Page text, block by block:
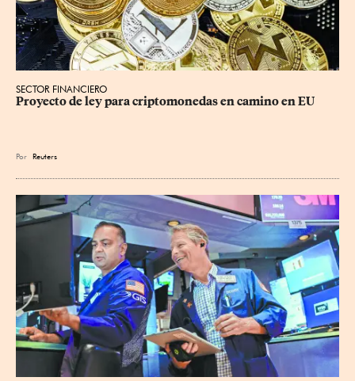
SECTOR FINANCIERO
Proyecto de ley para criptomonedas en camino en EU
Por Reuters